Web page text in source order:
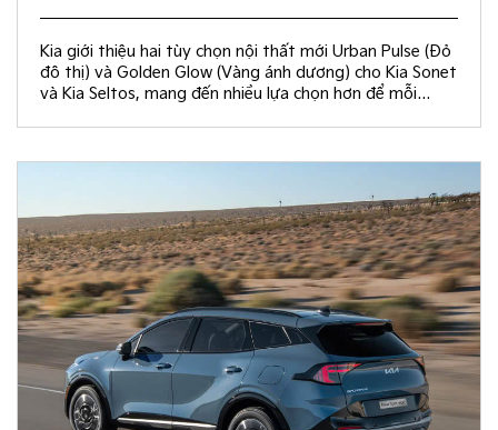
Kia giới thiệu hai tùy chọn nội thất mới Urban Pulse (Đỏ
đô thị) và Golden Glow (Vàng ánh dương) cho Kia Sonet
và Kia Seltos, mang đến nhiều lựa chọn hơn để mỗi